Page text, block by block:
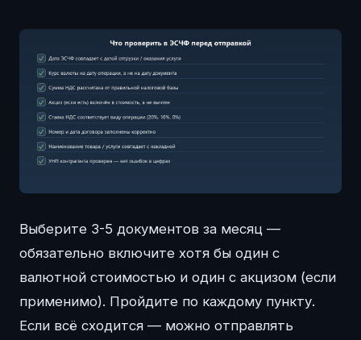
Выберите 3-5 документов за месяц —
обязательно включите хотя бы один с
валютной стоимостью и один с акцизом (если
применимо). Пройдите по каждому пункту.
Если всё сходится — можно отправлять